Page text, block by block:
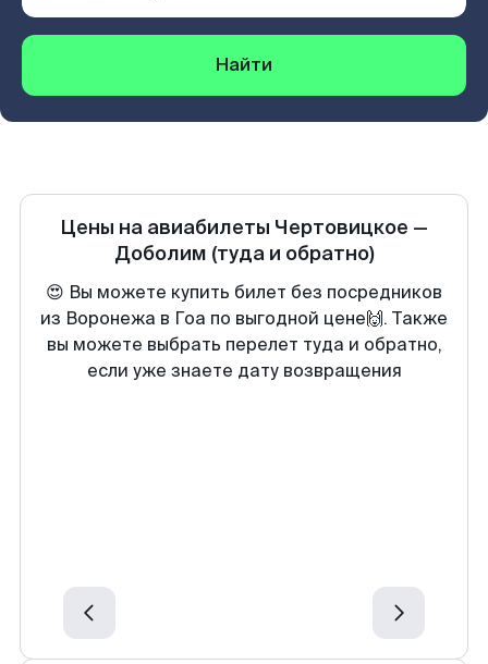
Найти
Цены на авиабилеты Чертовицкое —
Доболим (туда и обратно)
😍 Вы можете купить билет без посредников
из Воронежа в Гоа по выгодной цене🙌. Также
вы можете выбрать перелет туда и обратно,
если уже знаете дату возвращения